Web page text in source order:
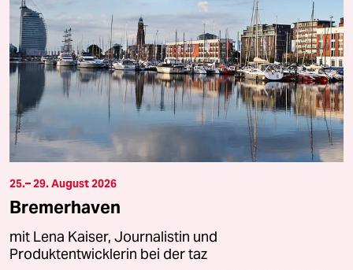
25.– 29. August 2026
Bremerhaven
mit Lena Kaiser, Journalistin und
Produktentwicklerin bei der taz